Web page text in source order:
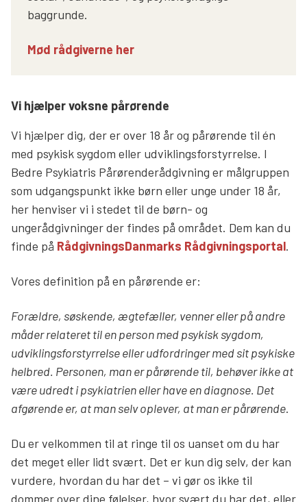
baggrunde.
Mød rådgiverne her
Vi hjælper voksne pårørende
Vi hjælper dig, der er over 18 år og pårørende til én
med psykisk sygdom eller udviklingsforstyrrelse. I
Bedre Psykiatris Pårørenderådgivning er målgruppen
som udgangspunkt ikke børn eller unge under 18 år,
her henviser vi i stedet til de børn- og
ungerådgivninger der findes på området. Dem kan du
finde på RådgivningsDanmarks Rådgivningsportal.
Vores definition på en pårørende er:
Forældre, søskende, ægtefæller, venner eller på andre
måder relateret til en person med psykisk sygdom,
udviklingsforstyrrelse eller udfordringer med sit psykiske
helbred. Personen, man er pårørende til, behøver ikke at
være udredt i psykiatrien eller have en diagnose. Det
afgørende er, at man selv oplever, at man er pårørende.
Du er velkommen til at ringe til os uanset om du har
det meget eller lidt svært. Det er kun dig selv, der kan
vurdere, hvordan du har det – vi gør os ikke til
dommer over dine følelser, hvor svært du har det, eller